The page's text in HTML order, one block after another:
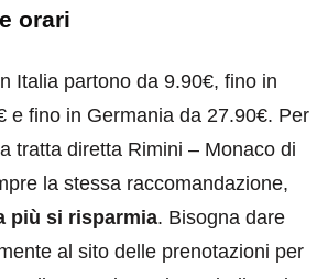
orari
Italia partono da 9.90€, fino in
e fino in Germania da 27.90€. Per
tratta diretta Rimini – Monaco di
la stessa raccomandazione,
più si risparmia. Bisogna dare
al sito delle prenotazioni per